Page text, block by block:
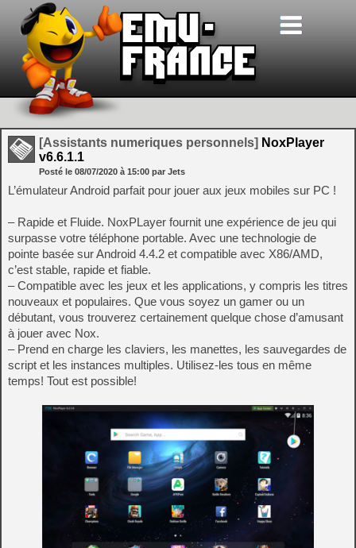
[Assistants numeriques personnels] NoxPlayer
v6.6.1.1
Posté le 08/07/2020 à 15:00 par Jets
L’émulateur Android parfait pour jouer aux jeux mobiles sur PC !
– Rapide et Fluide. NoxPLayer fournit une expérience de jeu qui
surpasse votre téléphone portable. Avec une technologie de
pointe basée sur Android 4.4.2 et compatible avec X86/AMD,
c’est stable, rapide et fiable.
– Compatible avec les jeux et les applications, y compris les titres
nouveaux et populaires. Que vous soyez un gamer ou un
débutant, vous trouverez certainement quelque chose d’amusant
à jouer avec Nox.
– Prend en charge les claviers, les manettes, les sauvegardes de
script et les instances multiples. Utilisez-les tous en même
temps! Tout est possible!